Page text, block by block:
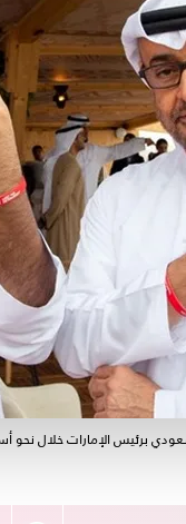
برئيس الإمارات خلال نحو